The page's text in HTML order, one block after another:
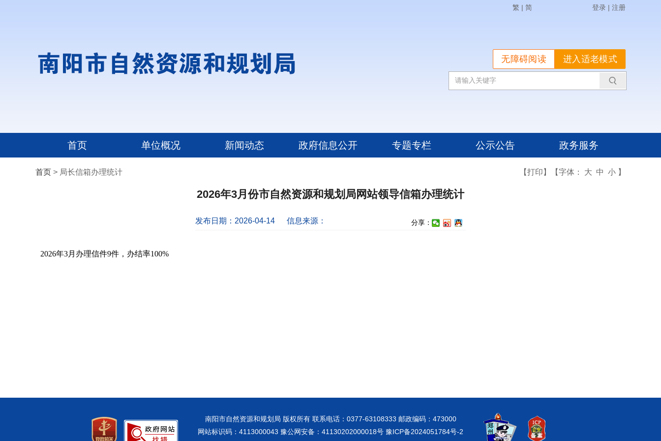
繁 | 简 登录 | 注册
进入适老模式
无障碍阅读
首页 单位概况 新闻动态 政府信息公开 专题专栏 公示公告 政务服务
首页 > 局长信箱办理统计 【打印】 【字体： 大 中 小 】
2026年3月份市自然资源和规划局网站领导信箱办理统计
发布日期：2026-04-14 信息来源： 分享：
2026年3月办理信件9件，办结率100%
南阳市自然资源和规划局 版权所有 联系电话：0377-63108333 邮政编码：473000
网站标识码：4113000043 豫公网安备：41130202000018号 豫ICP备2024051784号-2